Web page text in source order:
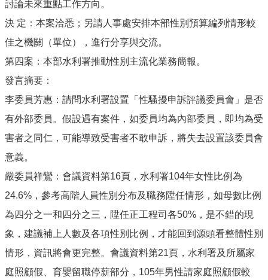
討論未來重點工作方向。
決 定：本案洽悉；另請人事處安排本部性別預算編列情形較
佳之機關（單位），進行分享與交流。
第四案：本部水利署推動性別主流化業務簡報。
發言摘要：
李委員芳惠：請問水利署設置「性騷擾申訴評議委員會」是否
有外部委員。假設遇有案件，如委員均為內部委員，即均為受
害者之同仁，可能導致受害者不敢申訴，將失去設置該委員會
意義。
嚴委員祥鸞：會議資料第16頁，水利署104年女性比例為
24.6%，參考高階人員性別分布及職務陞任情形，如母數比例
為四分之一和四分之三，陞任正工程司各50%，是不錯的現
象，建議補上人數及各項性別比例，才能回到源頭看整體性別
情形，資訊將會更完整。會議資料第21頁，水利署及所屬家
庭照顧假、育嬰留職停薪部分，105年男性請家庭照顧假較